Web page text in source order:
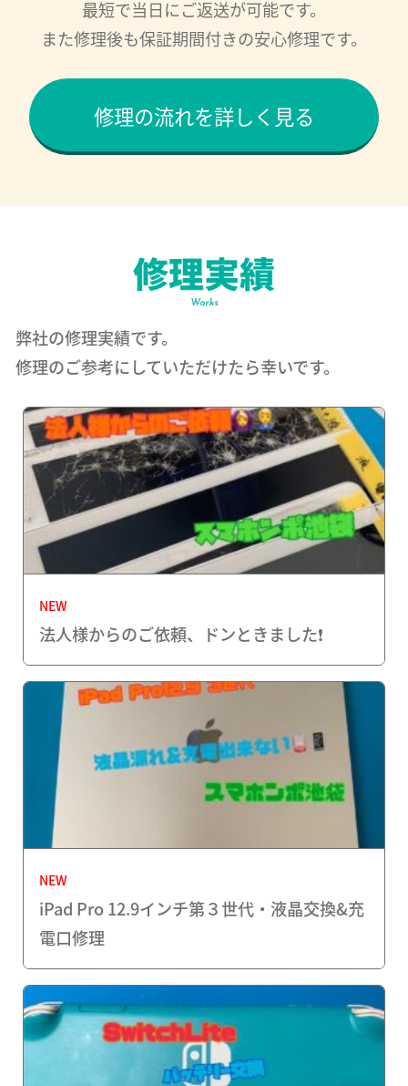
最短で当日にご返送が可能です。
また修理後も保証期間付きの安心修理です。
修理の流れを詳しく見る
弊社の修理実績です。
修理のご参考にしていただけたら幸いです。
NEW
法人様からのご依頼、ドンときました❗️
NEW
iPad Pro 12.9インチ第３世代・液晶交換&充
電口修理